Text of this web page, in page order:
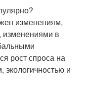
изменениям,
в
рост спроса на
и